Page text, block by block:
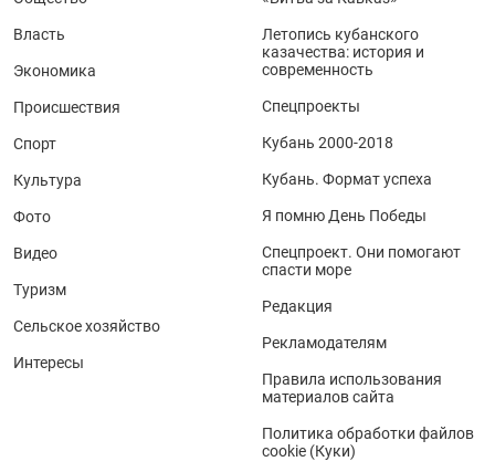
Власть
Экономика
Происшествия
Спорт
Культура
Фото
Видео
Туризм
Сельское хозяйство
Интересы
Летопись кубанского
казачества: история и
современность
Спецпроекты
Кубань 2000-2018
Кубань. Формат успеха
Я помню День Победы
Спецпроект. Они помогают
спасти море
Редакция
Рекламодателям
Правила использования
материалов сайта
Политика обработки файлов
cookie (Куки)